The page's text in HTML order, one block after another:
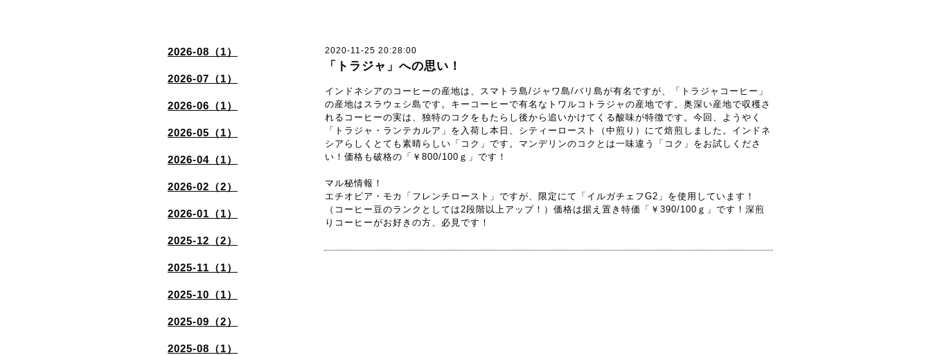
2026-08（1）
2026-07（1）
2026-06（1）
2026-05（1）
2026-04（1）
2026-02（2）
2026-01（1）
2025-12（2）
2025-11（1）
2025-10（1）
2025-09（2）
2025-08（1）
2020-11-25 20:28:00
「トラジャ」への思い！
インドネシアのコーヒーの産地は、スマトラ島/ジャワ島/バリ島が有名ですが、「トラジャコーヒー」
の産地はスラウェシ島です。キーコーヒーで有名なトワルコトラジャの産地です。奥深い産地で収穫さ
れるコーヒーの実は、独特のコクをもたらし後から追いかけてくる酸味が特徴です。今回、ようやく
「トラジャ・ランテカルア」を入荷し本日、シティーロースト（中煎り）にて焙煎しました。インドネ
シアらしくとても素晴らしい「コク」です。マンデリンのコクとは一味違う「コク」をお試しくださ
い！価格も破格の「￥800/100ｇ」です！
マル秘情報！
エチオピア・モカ「フレンチロースト」ですが、限定にて「イルガチェフG2」を使用しています！
（コーヒー豆のランクとしては2段階以上アップ！）価格は据え置き特価「￥390/100ｇ」です！深煎
りコーヒーがお好きの方、必見です！